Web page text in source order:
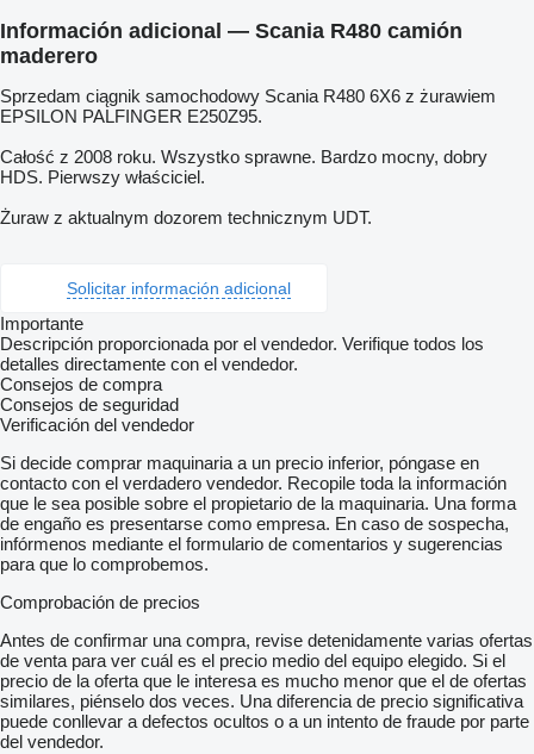
Información adicional — Scania R480 camión
maderero
Sprzedam ciągnik samochodowy Scania R480 6X6 z żurawiem
EPSILON PALFINGER E250Z95.
Całość z 2008 roku. Wszystko sprawne. Bardzo mocny, dobry
HDS. Pierwszy właściciel.
Żuraw z aktualnym dozorem technicznym UDT.
Solicitar información adicional
Importante
Descripción proporcionada por el vendedor. Verifique todos los
detalles directamente con el vendedor.
Consejos de compra
Consejos de seguridad
Verificación del vendedor
Si decide comprar maquinaria a un precio inferior, póngase en
contacto con el verdadero vendedor. Recopile toda la información
que le sea posible sobre el propietario de la maquinaria. Una forma
de engaño es presentarse como empresa. En caso de sospecha,
infórmenos mediante el formulario de comentarios y sugerencias
para que lo comprobemos.
Comprobación de precios
Antes de confirmar una compra, revise detenidamente varias ofertas
de venta para ver cuál es el precio medio del equipo elegido. Si el
precio de la oferta que le interesa es mucho menor que el de ofertas
similares, piénselo dos veces. Una diferencia de precio significativa
puede conllevar a defectos ocultos o a un intento de fraude por parte
del vendedor.